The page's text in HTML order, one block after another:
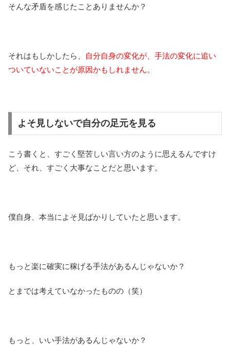
そんな矛盾を感じたことありませんか？
それはもしかしたら、
自分自身の変化が、手法の変化に追い
ついていないことが原因かもしれません。
よそ見しないで自分の足元を見る
こう書くと、すごく堅苦しい言い方のように思えるんですけ
ど、それ、すごく大事なことだと思います。
僕自身、本当によそ見ばかりしていたと思います。
もっと楽に確実に稼げる手法があるんじゃないか？
とまでは考えていなかったものの（笑）
もっと、いい手法があるんじゃないか？